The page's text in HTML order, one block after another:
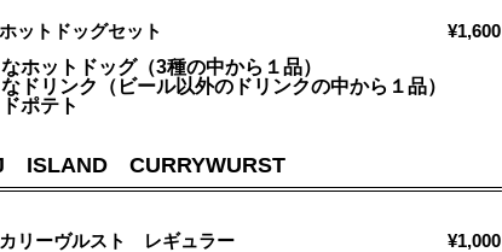
ットドッグセット
¥1,600
ホットドッグ（3種の中から１品）
なドリンク（ビール以外のドリンクの中から１品）
ポテト
ISLAND CURRYWURST
リーヴルスト レギュラー
¥1,000